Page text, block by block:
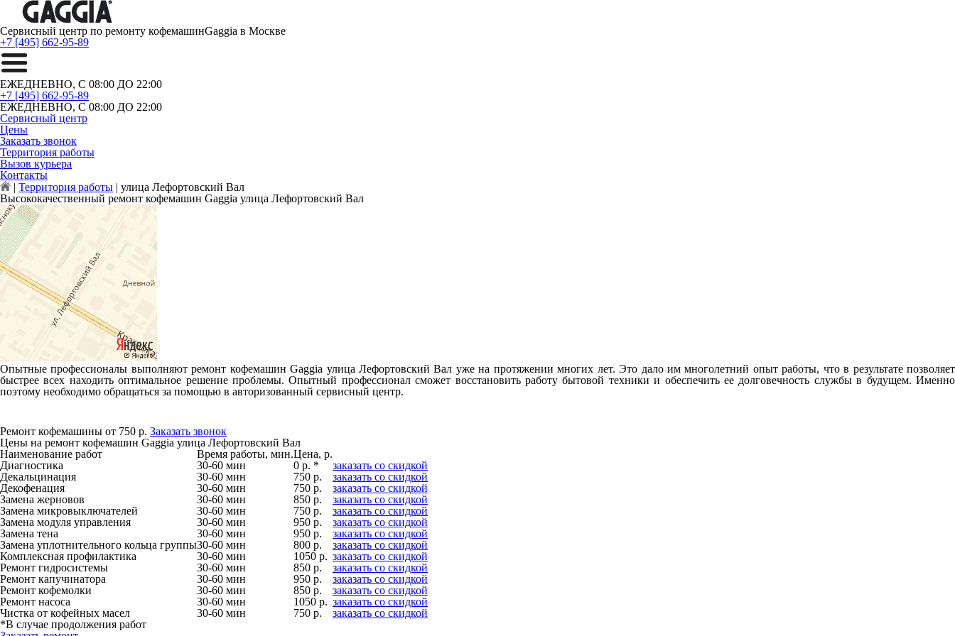
Сервисный центр по ремонту кофемашинGaggia в Москве
+7 [495] 662-95-89
ЕЖЕДНЕВНО, С 08:00 ДО 22:00
+7 [495] 662-95-89
ЕЖЕДНЕВНО, С 08:00 ДО 22:00
Сервисный центр
Цены
Заказать звонок
Территория работы
Вызов курьера
Контакты
| Территория работы | улица Лефортовский Вал
Высококачественный ремонт кофемашин Gaggia улица Лефортовский Вал
Опытные профессионалы выполняют ремонт кофемашин Gaggia улица Лефортовский Вал уже на протяжении многих лет. Это дало им многолетний опыт работы, что в результате позволяет
быстрее всех находить оптимальное решение проблемы. Опытный профессионал сможет восстановить работу бытовой техники и обеспечить ее долговечность службы в будущем. Именно
поэтому необходимо обращаться за помощью в авторизованный сервисный центр.
Ремонт кофемашины от 750 р. Заказать звонок
Цены на ремонт кофемашин Gaggia улица Лефортовский Вал
Наименование работ
Время работы, мин.Цена, р.
Диагностика
30-60 мин 0 р. *
заказать со скидкой
Декальцинация
30-60 мин 750 р.
заказать со скидкой
Декофенация
30-60 мин 750 р.
заказать со скидкой
Замена жерновов
30-60 мин 850 р.
заказать со скидкой
Замена микровыключателей
30-60 мин 750 р.
заказать со скидкой
Замена модуля управления
30-60 мин 950 р.
заказать со скидкой
Замена тена
30-60 мин 950 р.
заказать со скидкой
Замена уплотнительного кольца группы30-60 мин 800 р.
заказать со скидкой
Комплексная профилактика
30-60 мин 1050 р. заказать со скидкой
Ремонт гидросистемы
30-60 мин 850 р.
заказать со скидкой
Ремонт капучинатора
30-60 мин 950 р.
заказать со скидкой
Ремонт кофемолки
30-60 мин 850 р.
заказать со скидкой
Ремонт насоса
30-60 мин 1050 р. заказать со скидкой
Чистка от кофейных масел
30-60 мин 750 р.
заказать со скидкой
*В случае продолжения работ